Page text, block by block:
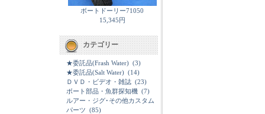
ボートドーリー71050
15,345円
カテゴリー
★委託品(Frash Water) (3)
★委託品(Salt Water) (14)
ＤＶＤ・ビデオ・雑誌 (23)
ボート部品・魚群探知機 (7)
ルアー・ジグ･その他カスタム
パーツ (85)